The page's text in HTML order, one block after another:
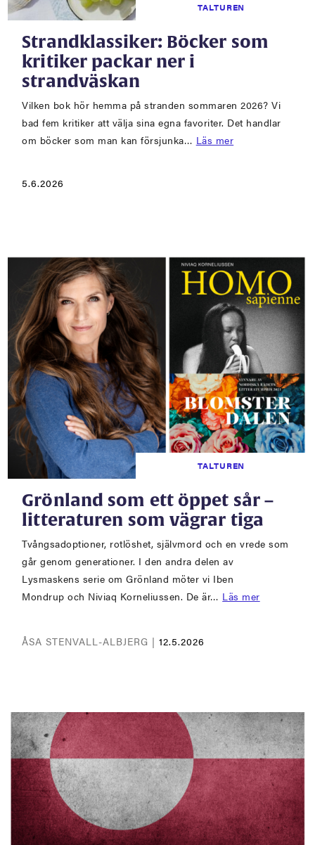
TALTUREN
Strandklassiker: Böcker som
kritiker packar ner i
strandväskan
Vilken bok hör hemma på stranden sommaren 2026? Vi
bad fem kritiker att välja sina egna favoriter. Det handlar
om böcker som man kan försjunka… Läs mer
5.6.2026
TALTUREN
Grönland som ett öppet sår –
litteraturen som vägrar tiga
Tvångsadoptioner, rotlöshet, självmord och en vrede som
går genom generationer. I den andra delen av
Lysmaskens serie om Grönland möter vi Iben
Mondrup och Niviaq Korneliussen. De är… Läs mer
ÅSA STENVALL-ALBJERG |12.5.2026